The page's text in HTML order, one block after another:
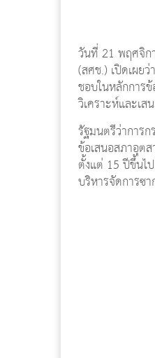
วันที่ 21 พฤศจิก
(สศช.) เปิดเผย
ชอบในหลักการ
วิเคราะห์และเ
รัฐมนตรีว่าการ
ข้อเสนอสภาอุต
ตั้งแต่ 15 ปีขึ้นไ
บริหารจัดการซ